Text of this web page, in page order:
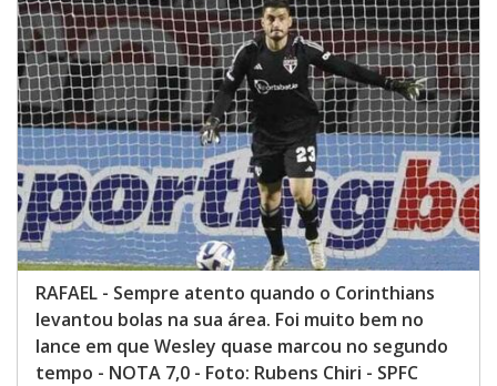
RAFAEL - Sempre atento quando o Corinthians
levantou bolas na sua área. Foi muito bem no
lance em que Wesley quase marcou no segundo
tempo - NOTA 7,0 - Foto: Rubens Chiri - SPFC